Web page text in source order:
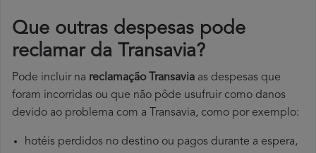
Que outras despesas pode
reclamar da Transavia?
Pode incluir na reclamação Transavia as despesas que
foram incorridas ou que não pôde usufruir como danos
devido ao problema com a Transavia, como por exemplo:
hotéis perdidos no destino ou pagos durante a espera,